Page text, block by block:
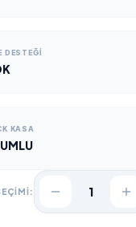
DESTEĞI
KASA
1